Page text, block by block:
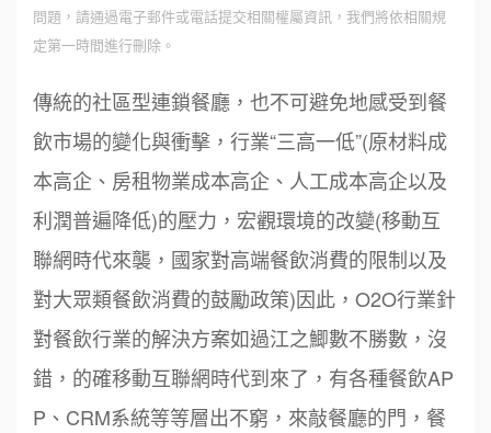
問題，請通過電子郵件或電話提交相關權屬資訊，我們將依相關規
定第一時間進行刪除。
傳統的社區型連鎖餐廳，也不可避免地感受到餐
飲市場的變化與衝擊，行業“三高一低”(原材料成
本高企、房租物業成本高企、人工成本高企以及
利潤普遍降低)的壓力，宏觀環境的改變(移動互
聯網時代來襲，國家對高端餐飲消費的限制以及
對大眾類餐飲消費的鼓勵政策)因此，O2O行業針
對餐飲行業的解決方案如過江之鯽數不勝數，沒
錯，的確移動互聯網時代到來了，有各種餐飲AP
P、CRM系統等等層出不窮，來敲餐廳的門，餐